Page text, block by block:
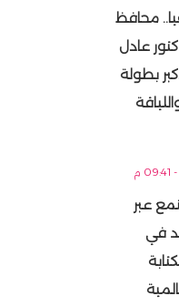
محافظ
عادل
بطولة
عبر
في